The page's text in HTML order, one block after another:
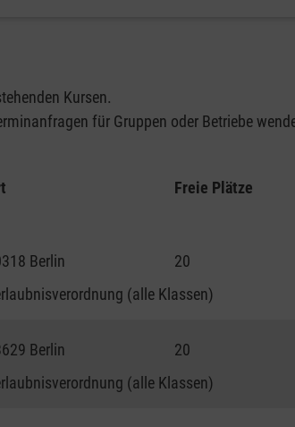
Kursen.
für Gruppen oder Betriebe
Freie Plätze
Berlin 20
(alle Klassen)
Berlin 20
(alle Klassen)